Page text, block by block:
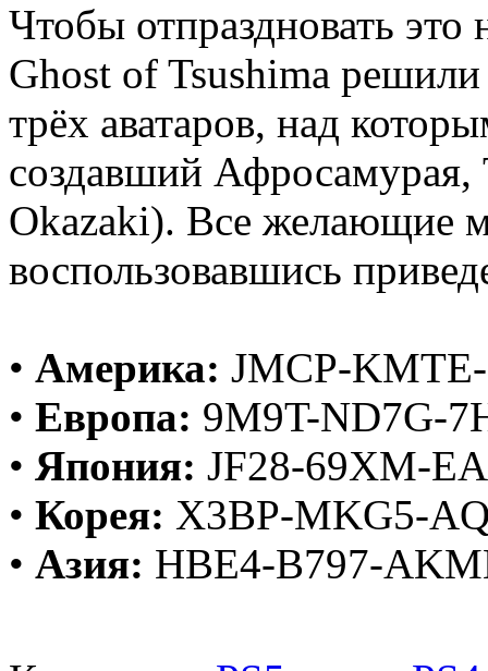
Чтобы отпраздновать это
Ghost of Tsushima
трёх аватаров, над
создавший Афросамурая,
Okazaki). Все желающие
воспользовавшись
• Америка: JMCP-
• Европа: 9M9T-ND7G-
• Япония: JF28-69XM-
• Корея: X3BP-MKG5-
• Азия: HBE4-B797-